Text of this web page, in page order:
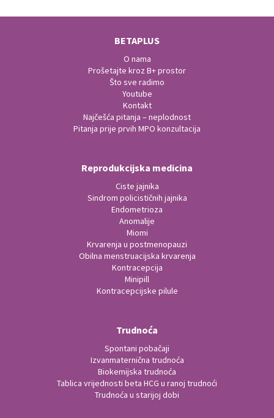
BETAPLUS
O nama
Prošetajte kroz B+ prostor
Što sve radimo
Youtube
Kontakt
Najčešća pitanja – neplodnost
Pitanja prije prvih MPO konzultacija
Reprodukcijska medicina
Ciste jajnika
Sindrom policističnih jajnika
Endometrioza
Anomalije
Miomi
Krvarenja u postmenopauzi
Obilna menstruacijska krvarenja
Kontracepcija
Minipill
Kontracepcijske pilule
Trudnoća
Spontani pobačaji
Izvanmaternična trudnoća
Biokemijska trudnoća
Tablica vrijednosti beta HCG u ranoj trudnoći
Trudnoća u starijoj dobi